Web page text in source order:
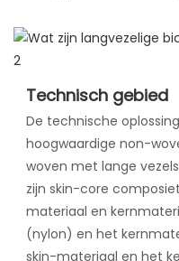
Technisch gebied
De technische
hoogwaardige non-
woven met lange
zijn skin-core
materiaal en
(nylon) en het
skin-materiaal en het